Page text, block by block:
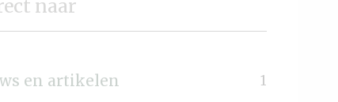
naar
en artikelen 1